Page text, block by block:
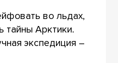
во льдах,
тайны Арктики.
экспедиция –